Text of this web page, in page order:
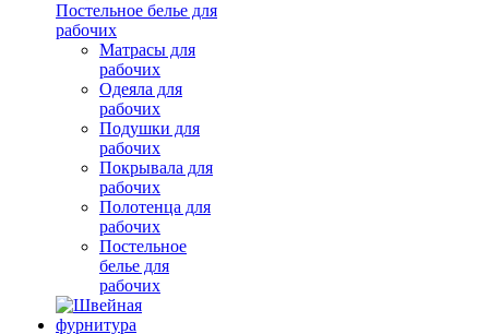
Постельное белье для
рабочих
Матрасы для
рабочих
Одеяла для
рабочих
Подушки для
рабочих
Покрывала для
рабочих
Полотенца для
рабочих
Постельное
белье для
рабочих